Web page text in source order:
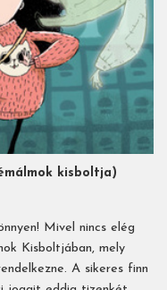
kisboltja)
Mivel nincs elég
Kisboltjában, mely
A sikeres finn